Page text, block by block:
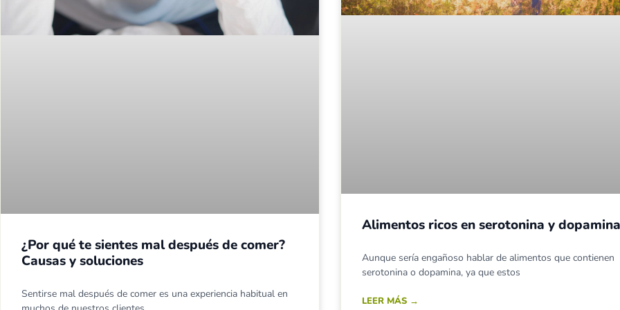
¿Por qué te sientes mal después de comer?
Causas y soluciones
Sentirse mal después de comer es una experiencia habitual en
Alimentos ricos en serotonina y
Aunque sería engañoso hablar de alimentos que contienen
serotonina o dopamina, ya que estos
LEER MÁS →